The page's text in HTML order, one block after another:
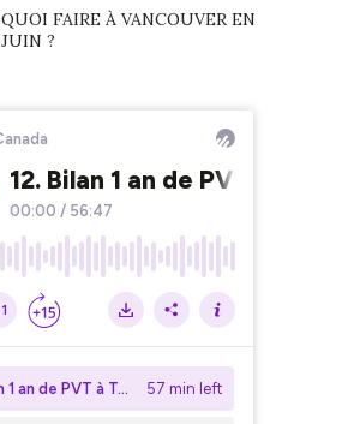
QUOI FAIRE À VANCOUVER EN
JUIN ?